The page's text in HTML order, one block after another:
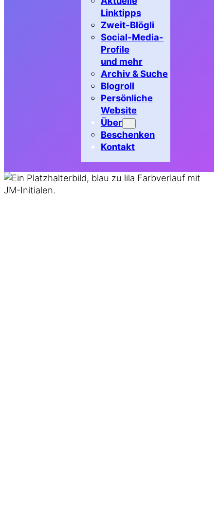
Linktipps
Zweit-Blögli
Social-Media-
Profile
und mehr
Archiv & Suche
Blogroll
Persönliche
Website
Über
Beschenken
Kontakt